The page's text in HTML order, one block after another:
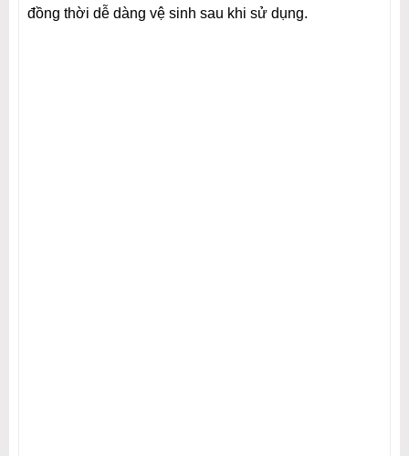
đồng thời dễ dàng vệ sinh sau khi sử dụng.